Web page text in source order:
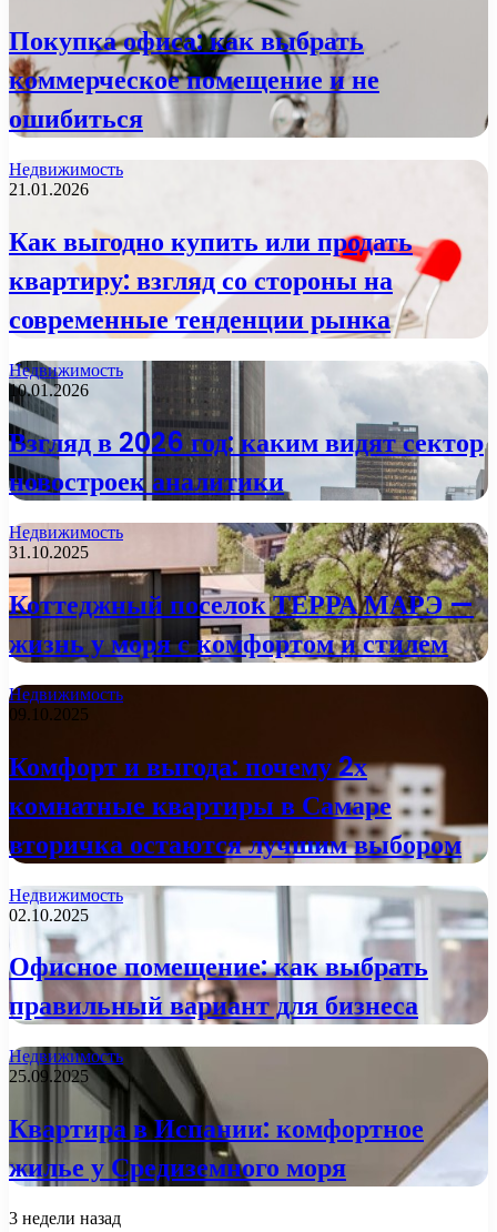
Покупка офиса: как выбрать
коммерческое помещение и не
ошибиться
Недвижимость
21.01.2026
Как выгодно купить или продать
квартиру: взгляд со стороны на
современные тенденции рынка
Недвижимость
10.01.2026
Взгляд в 2026 год: каким видят сектор
новостроек аналитики
Недвижимость
31.10.2025
Коттеджный поселок ТЕРРА МАРЭ —
жизнь у моря с комфортом и стилем
Недвижимость
09.10.2025
Комфорт и выгода: почему 2х
комнатные квартиры в Самаре
вторичка остаются лучшим выбором
Недвижимость
02.10.2025
Офисное помещение: как выбрать
правильный вариант для бизнеса
Недвижимость
25.09.2025
Квартира в Испании: комфортное
жилье у Средиземного моря
3 недели назад